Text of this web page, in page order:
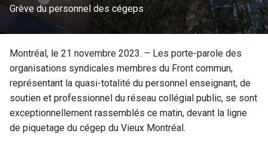
Grève du personnel des cégeps
Montréal, le 21 novembre 2023. – Les porte-parole des
organisations syndicales membres du Front commun,
représentant la quasi-totalité du personnel enseignant, de
soutien et professionnel du réseau collégial public, se sont
exceptionnellement rassemblés ce matin, devant la ligne
de piquetage du cégep du Vieux Montréal.